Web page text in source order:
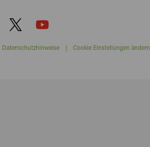
Datenschutzhinweise| Cookie Einstellungen ändern